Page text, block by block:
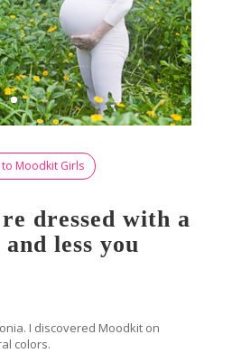
to Moodkit Girls
dressed with a
less you
I discovered Moodkit on
colors.